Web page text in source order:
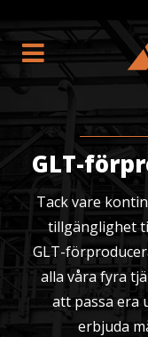
GLT-
Tack vare
tillgänglighet
GLT-
alla våra fyra
att passa era
erbjuda